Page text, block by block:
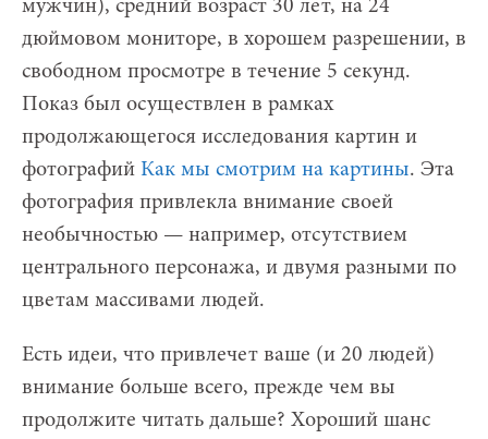
мужчин), средний возраст 30 лет, на 24
дюймовом мониторе, в хорошем разрешении, в
свободном просмотре в течение 5 секунд.
Показ был осуществлен в рамках
продолжающегося исследования картин и
фотографий Как мы смотрим на картины. Эта
фотография привлекла внимание своей
необычностью — например, отсутствием
центрального персонажа, и двумя разными по
цветам массивами людей.
Есть идеи, что привлечет ваше (и 20 людей)
внимание больше всего, прежде чем вы
продолжите читать дальше? Хороший шанс